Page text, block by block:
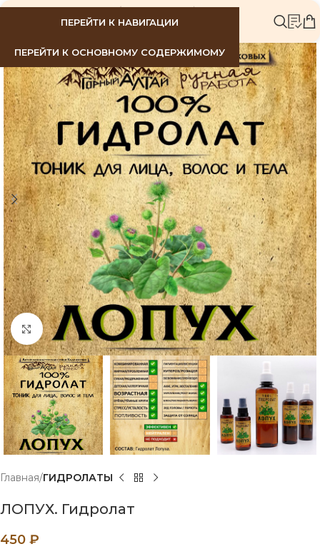
ПЕРЕЙТИ К НАВИГАЦИИ
ПЕРЕЙТИ К ОСНОВНОМУ СОДЕРЖИМОМУ
Нажмите, чтобы увеличить
Главная ГИДРОЛАТЫ
ЛОПУХ. Гидролат
450 ₽